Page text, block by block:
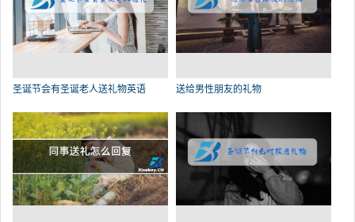
圣诞节会有圣诞老人送礼物英语 送给男性朋友的礼物